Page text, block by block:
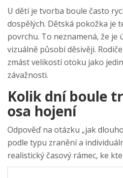
U dětí je tvorba boule často
dospělých. Dětská pokožka je
povrchu. To neznamená, že je
vizuálně působí děsivěji.
zmást velikostí otoku jako
závažnosti.
Kolik dní boule
osa hojení
Odpověď na otázku „jak
podle typu zranění a
realistický časový rámec, ke